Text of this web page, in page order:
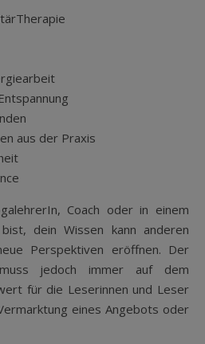
aus der Praxis
Coach oder in einem
dein Wissen kann anderen
Perspektiven eröffnen. Der
jedoch immer auf dem
für die Leserinnen und Leser
eines Angebots oder